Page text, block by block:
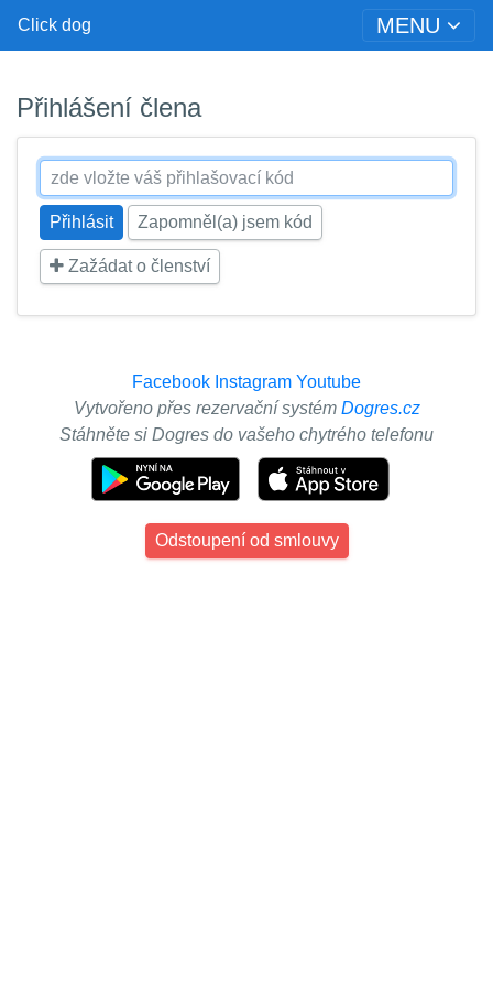
Click dog MENU
Přihlášení člena
Zapomněl(a) jsem kód
Zažádat o členství
Facebook Instagram Youtube
Vytvořeno přes rezervační systém Dogres.cz
Stáhněte si Dogres do vašeho chytrého telefonu
Odstoupení od smlouvy